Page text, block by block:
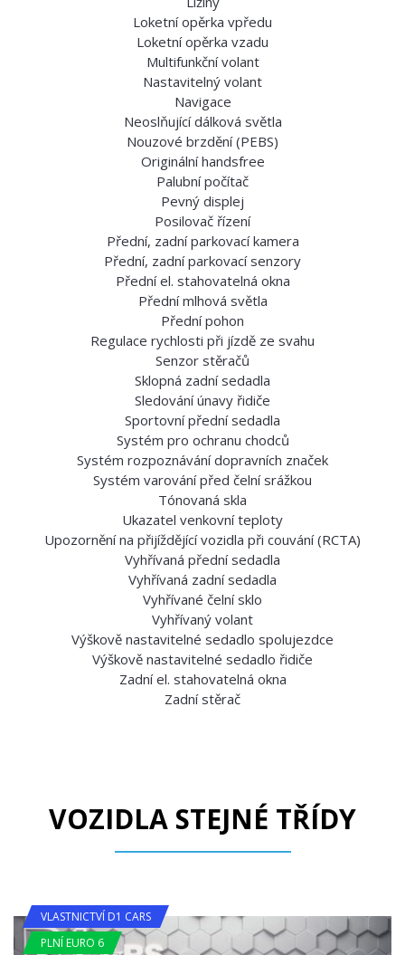
Loketní opěrka vpředu
Loketní opěrka vzadu
Multifunkční volant
Nastavitelný volant
Navigace
Neoslňující dálková světla
Nouzové brzdění (PEBS)
Originální handsfree
Palubní počítač
Pevný displej
Posilovač řízení
Přední, zadní parkovací kamera
Přední, zadní parkovací senzory
Přední el. stahovatelná okna
Přední mlhová světla
Přední pohon
Regulace rychlosti při jízdě ze svahu
Senzor stěračů
Sklopná zadní sedadla
Sledování únavy řidiče
Sportovní přední sedadla
Systém pro ochranu chodců
Systém rozpoznávání dopravních značek
Systém varování před čelní srážkou
Tónovaná skla
Ukazatel venkovní teploty
Upozornění na přijíždějící vozidla při couvání (RCTA)
Vyhřívaná přední sedadla
Vyhřívaná zadní sedadla
Vyhřívané čelní sklo
Vyhřívaný volant
Výškově nastavitelné sedadlo spolujezdce
Výškově nastavitelné sedadlo řidiče
Zadní el. stahovatelná okna
Zadní stěrač
VOZIDLA STEJNÉ TŘÍDY
VLASTNICTVÍ D1 CARS
PLNÍ EURO 6